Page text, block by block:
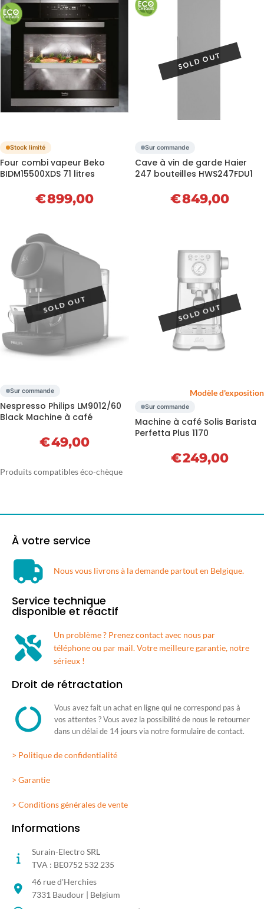
Stock limité
Four combi vapeur Beko
BIDM15500XDS 71 litres
€899,00
Sur commande
Cave à vin de garde Haier
247 bouteilles HWS247FDU1
€849,00
Sur commande
Nespresso Philips LM9012/60
Black Machine à café
€49,00
Modèle d'exposition
Sur commande
Machine à café Solis Barista
Perfetta Plus 1170
€249,00
Produits compatibles éco-chèque
À votre service
Nous vous livrons à la demande partout en Belgique.​
Service technique
disponible et réactif
Un problème ? Prenez contact avec nous par
téléphone ou par mail. Votre meilleure garantie, notre
sérieux !
Droit de rétractation
Vous avez fait un achat en ligne qui ne correspond pas à
vos attentes ? Vous avez la possibilité de nous le retourner
dans un délai de 14 jours via notre formulaire de contact.
> Politique de confidentialité
> Garantie
> Conditions générales de vente
Informations
Surain-Electro SRL
TVA : BE0752 532 235
46 rue d'Herchies
7331 Baudour | Belgium